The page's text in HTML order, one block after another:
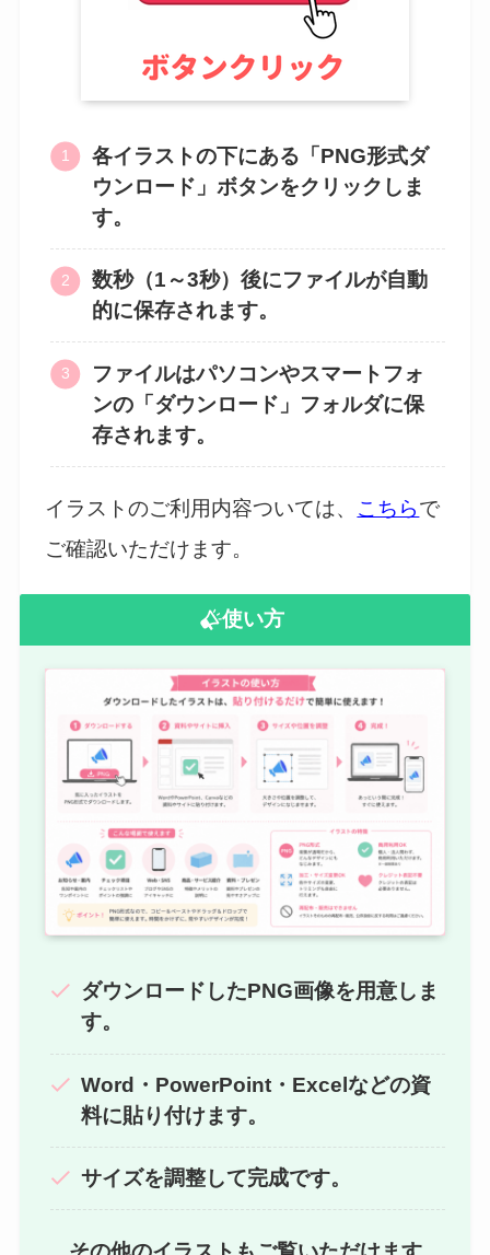
各イラストの下にある「PNG形式ダ
ウンロード」ボタンをクリックしま
す。
数秒（1～3秒）後にファイルが自動
的に保存されます。
ファイルはパソコンやスマートフォ
ンの「ダウンロード」フォルダに保
存されます。
イラストのご利用内容ついては、 こちらで
ご確認いただけます。
使い方
ダウンロードしたPNG画像を用意しま
す。
Word・PowerPoint・Excelなどの資
料に貼り付けます。
サイズを調整して完成です。